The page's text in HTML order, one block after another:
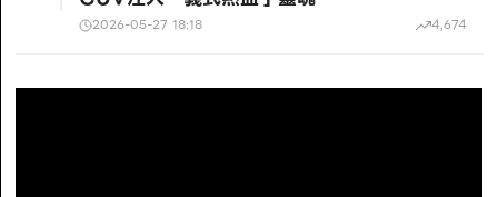
2026-05-27 18:18 4,674